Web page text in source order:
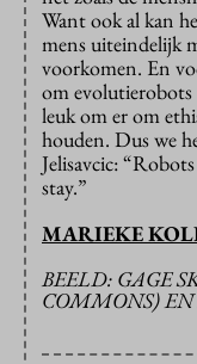
Want ook al kan
mens uiteindelijk
voorkomen. En
om
leuk om er om
houden. Dus we
Jelisavcic:
stay.”
MARIEKE
BEELD: GAGE
COMMONS)